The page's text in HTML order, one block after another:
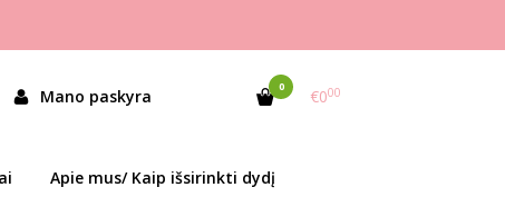
Mano paskyra 0 €000
Apie mus/ Kaip išsirinkti dydį
PAŠILTINIMU
KB207/KC209 Black/Pink